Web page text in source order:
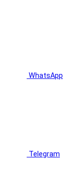
WhatsApp
Telegram